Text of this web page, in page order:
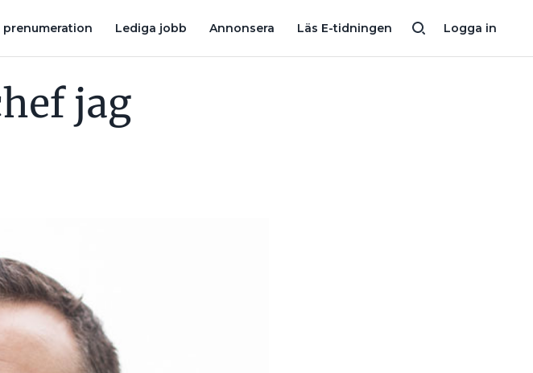
Logga in
prenumeration Lediga jobb Annonsera Läs E-tidningen
jag
BARN – UTAN ATT DE PILLAR I UTTAG? BRIST PÅ APL – SKÖVDE MINSKAR ELUTBILDNING